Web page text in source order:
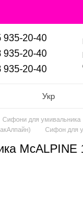
935-20-40
935-20-40
935-20-40
Укр
Сифони для умивальника
Сифон для
McALPINE